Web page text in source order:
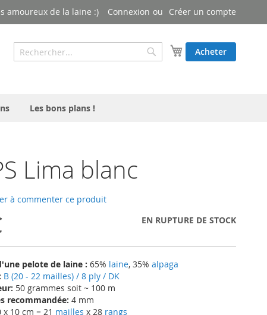
amoureux de la laine :) Connexion Créer un compte
Mon panier
Acheter
Rechercher
Rechercher
Les bons plans !
Lima blanc
à commenter ce produit
EN RUPTURE DE STOCK
pelote de laine : 65% laine, 35% alpaga
B (20 - 22 mailles) / 8 ply / DK
50 grammes soit ~ 100 m
recommandée: 4 mm
x 10 cm = 21 mailles x 28 rangs